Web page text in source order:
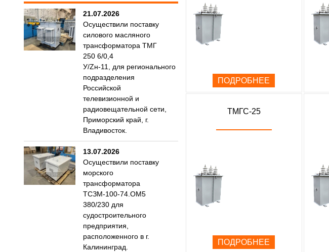
21.07.2026
Осуществили поставку
силового масляного
трансформатора ТМГ
250 6/0,4
У/Zн-11, для регионального
подразделения
Российской
телевизионной и
радиовещательной сети,
Приморский край, г.
Владивосток.
13.07.2026
Осуществили поставку
морского
трансформатора
ТСЗМ-100-74.ОМ5
380/230 для
судостроительного
предприятия,
расположенного в г.
Калининград.
ПОДРОБНЕЕ
ТМГС-25
ПОДРОБНЕЕ